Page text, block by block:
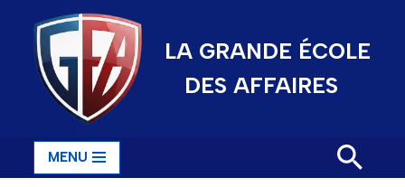
Aller
contenu
LA GRANDE ÉCOLE
DES AFFAIRES
MENU